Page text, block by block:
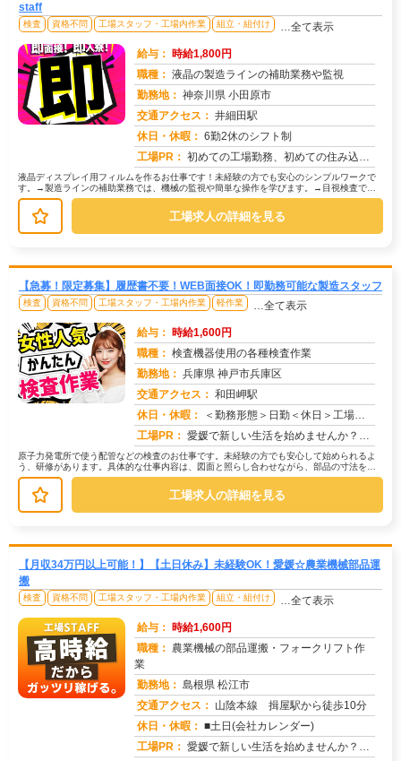
staff
検査 資格不問 工場スタッフ・工場内作業 組立・組付け …全て表示
給与： 時給1,800円
職種： 液晶の製造ラインの補助業務や監視
勤務地： 神奈川県 小田原市
交通アクセス： 井細田駅
休日・休暇： 6勤2休のシフト制
工場PR： 初めての工場勤務、初めての住み込み…不安は尽きないですよね。でも大丈夫！株式会社京栄センターなら、あなたをしっかり...
液晶ディスプレイ用フィルムを作るお仕事です！未経験の方でも安心のシンプルワークで
す。→製造ラインの補助業務では、機械の監視や簡単な操作を学びます。→目視検査で
は、製品に傷や汚れがないか確認します...
工場求人の詳細を見る
【急募！限定募集】履歴書不要！WEB面接OK！即勤務可能な製造スタッフ
検査 資格不問 工場スタッフ・工場内作業 軽作業 …全て表示
給与： 時給1,600円
職種： 検査機器使用の各種検査作業
勤務地： 兵庫県 神戸市兵庫区
交通アクセス： 和田岬駅
休日・休暇：
＜勤務形態＞日勤＜休日＞工場カレンダーによる
工場PR： 愛媛で新しい生活を始めませんか？すぐに住める寮があるので、引越し準備もスムーズです！初期費用は一切かかりません。敷...
原子力発電所で使う配管などの検査のお仕事です。未経験の方でも安心して始められるよ
う、研修があります。具体的な仕事内容は、図面と照らし合わせながら、部品の寸法を測
ったり、材料を確認したりすることで...
工場求人の詳細を見る
【月収34万円以上可能！】【土日休み】未経験OK！愛媛☆農業機械部品運
搬
検査 資格不問 工場スタッフ・工場内作業 組立・組付け …全て表示
給与： 時給1,600円
職種： 農業機械の部品運搬・フォークリフト作
業
勤務地： 島根県 松江市
交通アクセス： 山陰本線 揖屋駅から徒歩10分
休日・休暇： ■土日(会社カレンダー)
工場PR： 愛媛で新しい生活を始めませんか？☆ すぐに住める寮完備！面倒な手続きは一切不要です。☆ 男女問わず活躍中！年齢や性...